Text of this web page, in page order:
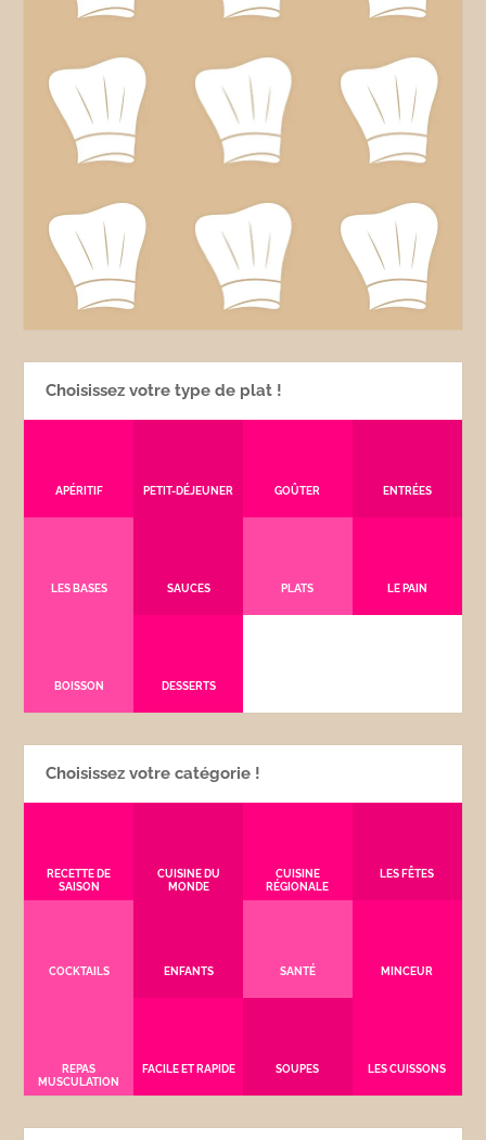
Choisissez votre type de plat !
APÉRITIF PETIT-DÉJEUNER GOÛTER ENTRÉES
LES BASES SAUCES PLATS LE PAIN
BOISSON DESSERTS
Choisissez votre catégorie !
RECETTE DE
SAISON
CUISINE DU
MONDE
CUISINE
RÉGIONALE
LES FÊTES
COCKTAILS ENFANTS SANTÉ MINCEUR
REPAS
MUSCULATION
FACILE ET RAPIDE SOUPES LES CUISSONS